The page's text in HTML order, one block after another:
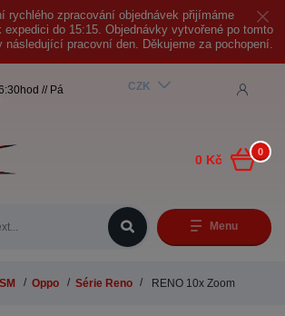
rychlého zpracování objednávek přijímáme
do 15:15. Objednávky vytvořené po tomto
následující pracovní den. Děkujeme za pochopení.
Menu
CZK
// Pá
0
0 Kč
Oppo Série Reno RENO 10x Zoom